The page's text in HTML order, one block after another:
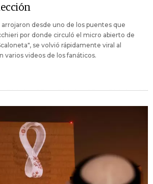
arrojaron desde uno de los puentes que
por donde circuló el micro abierto de
se volvió rápidamente viral al
varios videos de los fanáticos.